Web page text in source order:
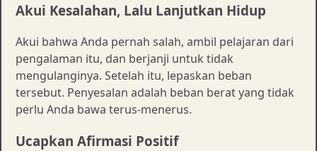
Akui Kesalahan, Lalu Lanjutkan Hidup
Akui bahwa Anda pernah salah, ambil pelajaran dari
pengalaman itu, dan berjanji untuk tidak
mengulanginya. Setelah itu, lepaskan beban
tersebut. Penyesalan adalah beban berat yang tidak
perlu Anda bawa terus-menerus.
Ucapkan Afirmasi Positif